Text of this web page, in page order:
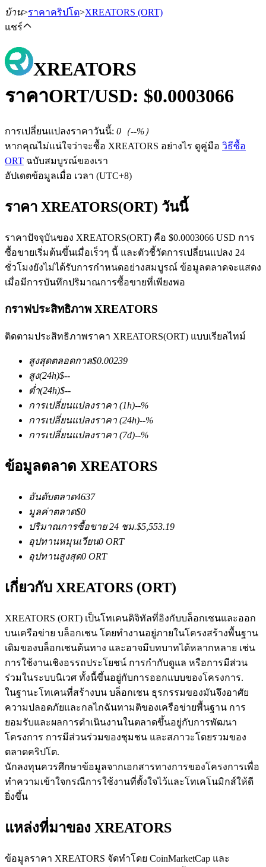
ฟิวเจอร์ส
ฟิวเจอร์ส USDT
ฟิวเจอร์สที่ใช้ USDT เป็นหลักประกัน
ฟิวเจอร์ส COIN-M
ฟิวเจอร์สสกุลเงินดิจิทัล
TradFi
ฟิวเจอร์ส USDC
คัดลอกการซื้อขาย
เข้าร่วมกับเทรดเดอร์ชั้นนำ
บ้าน>ราคาคริปโต>XREATORS (ORT)
แชร์
XREATORS
ราคาORT/USD: $0.0003066
การเปลี่ยนแปลงราคาวันนี้: 0 （--%）
หากคุณไม่แน่ใจว่าจะซื้อ XREATORS อย่างไร ดูคู่มือ วิธีซื้อ
ORT ฉบับสมบูรณ์ของเรา
อัปเดตข้อมูลเมื่อ เวลา (UTC+8)
ราคา XREATORS(ORT) วันนี้
ราคาปัจจุบันของ XREATORS(ORT) คือ $0.0003066 USD การ
ซื้อขายเริ่มต้นขึ้นเมื่อเร็วๆ นี้ และตัวชี้วัดการเปลี่ยนแปลง 24
ชั่วโมงยังไม่ได้รับการกำหนดอย่างสมบูรณ์ ข้อมูลตลาดจะแสดง
เมื่อมีการบันทึกปริมาณการซื้อขายที่เพียงพอ
กราฟประสิทธิภาพ XREATORS
ติดตามประสิทธิภาพราคา XREATORS(ORT) แบบเรียลไทม์
สูงสุดตลอดกาล$0.00239
สูง(24h)$--
ต่ำ(24h)$--
การเปลี่ยนแปลงราคา (1h)--%
การเปลี่ยนแปลงราคา (24h)--%
การเปลี่ยนแปลงราคา (7d)--%
ข้อมูลตลาด XREATORS
อันดับตลาด4637
มูลค่าตลาด$0
ปริมาณการซื้อขาย 24 ชม.$5,553.19
อุปทานหมุนเวียน0 ORT
อุปทานสูงสุด0 ORT
เกี่ยวกับ XREATORS (ORT)
XREATORS (ORT) เป็นโทเคนดิจิทัลที่อิงกับบล็อกเชนและออก
บนเครือข่าย บล็อกเชน โดยทำงานอยู่ภายในโครงสร้างพื้นฐาน
เดิมของบล็อกเชนต้นทาง และอาจมีบทบาทได้หลากหลาย เช่น
การใช้งานเชิงอรรถประโยชน์ การกำกับดูแล หรือการมีส่วน
ร่วมในระบบนิเวศ ทั้งนี้ขึ้นอยู่กับการออกแบบของโครงการ.
ในฐานะโทเคนที่สร้างบน บล็อกเชน ธุรกรรมของมันจึงอาศัย
ความปลอดภัยและกลไกฉันทามติของเครือข่ายพื้นฐาน การ
ยอมรับและผลการดำเนินงานในตลาดขึ้นอยู่กับการพัฒนา
โครงการ การมีส่วนร่วมของชุมชน และสภาวะโดยรวมของ
ตลาดคริปโต.
นักลงทุนควรศึกษาข้อมูลจากเอกสารทางการของโครงการเพื่อ
ทำความเข้าใจกรณีการใช้งานที่ตั้งใจไว้และโทเคโนมิกส์ให้ดี
ยิ่งขึ้น
แหล่งที่มาของ XREATORS
ข้อมูลราคา XREATORS จัดทำโดย CoinMarketCap และ